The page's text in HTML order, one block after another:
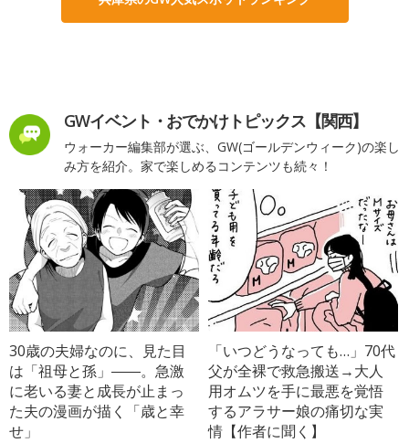
GWイベント・おでかけトピックス【関西】
ウォーカー編集部が選ぶ、GW(ゴールデンウィーク)の楽し
み方を紹介。家で楽しめるコンテンツも続々！
30歳の夫婦なのに、見た目
は「祖母と孫」――。急激
に老いる妻と成長が止まっ
た夫の漫画が描く「歳と幸
せ」
「いつどうなっても…」70代
父が全裸で救急搬送→大人
用オムツを手に最悪を覚悟
するアラサー娘の痛切な実
情【作者に聞く】